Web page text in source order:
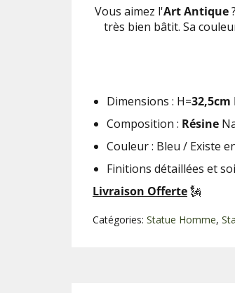
Vous aimez l'Art Antique
très bien bâtit. Sa
Dimensions : H=32,5cm
Composition : Résine
Couleur : Bleu / Existe
Finitions détaillées et
Livraison Offerte🗽
Catégories: Statue Homme,